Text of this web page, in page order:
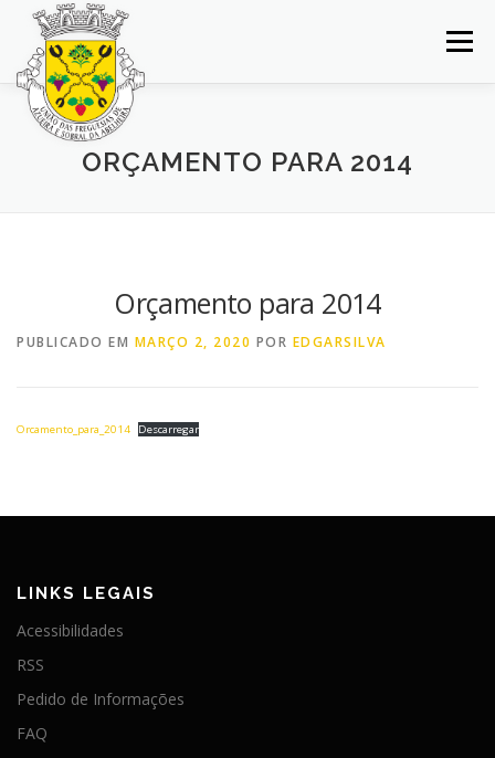
Saltar
conteúdo
Menu
INÍCIO JUNTA DE FREGUESIA
CONCURSOS
ORÇAMENTO PARA 2014
Orçamento para 2014
PUBLICADO EM MARÇO 2, 2020 POR EDGARSILVA
Orcamento_para_2014 Descarregar
LINKS LEGAIS
Acessibilidades
RSS
Pedido de Informações
FAQ